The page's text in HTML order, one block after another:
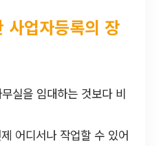
사업자등록의 장
실을 임대하는 것보다 비
어디서나 작업할 수 있어